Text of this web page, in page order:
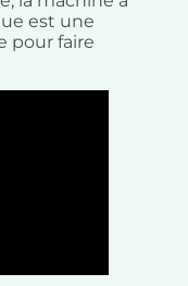
est une
pour faire